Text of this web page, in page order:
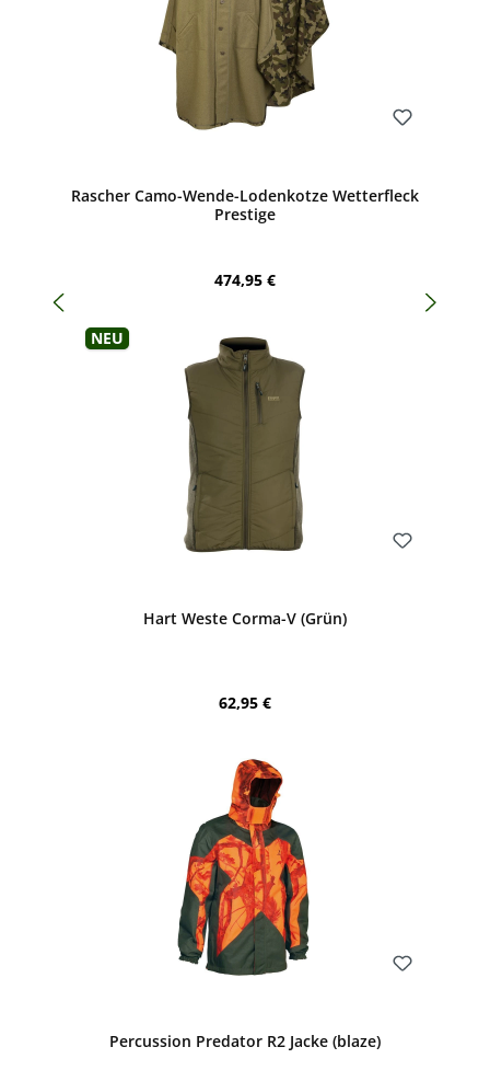
Rascher Camo-Wende-Lodenkotze Wetterfleck
Prestige
Regulärer Preis:
474,95 €
Neu
Hart Weste Corma-V (Grün)
Regulärer Preis:
62,95 €
Percussion Predator R2 Jacke (blaze)